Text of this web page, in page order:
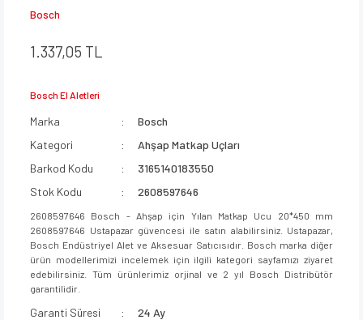
Bosch
1.337,05 TL
Bosch El Aletleri
Marka
Bosch
Kategori
Ahşap Matkap Uçları
Barkod Kodu
3165140183550
Stok Kodu
2608597646
2608597646 Bosch - Ahşap için Yılan Matkap Ucu 20*450 mm
2608597646 Ustapazar güvencesi ile satın alabilirsiniz. Ustapazar,
Bosch Endüstriyel Alet ve Aksesuar Satıcısıdır. Bosch marka diğer
ürün modellerimizi incelemek için ilgili kategori sayfamızı ziyaret
edebilirsiniz. Tüm ürünlerimiz orjinal ve 2 yıl Bosch Distribütör
garantilidir.
Garanti Süresi
24 Ay